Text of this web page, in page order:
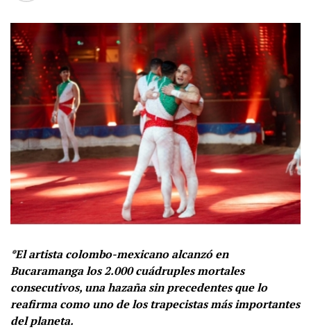
*El artista colombo-mexicano alcanzó en
Bucaramanga los 2.000 cuádruples mortales
consecutivos, una hazaña sin precedentes que lo
reafirma como uno de los trapecistas más importantes
del planeta.